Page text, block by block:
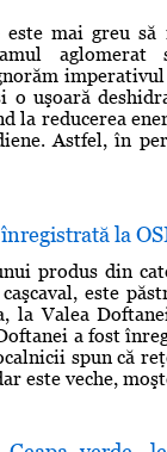
mai greu să
aglomerat
o uşoară
la reducerea
Astfel, în
la
produs din
este
la Valea
a fost
spun că
este veche,